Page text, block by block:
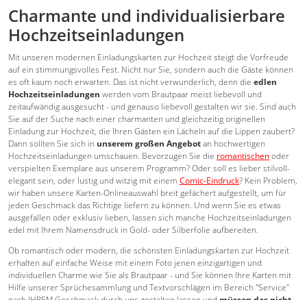
Charmante und individualisierbare
Hochzeitseinladungen
Mit unseren modernen Einladungskarten zur Hochzeit steigt die Vorfreude
auf ein stimmungsvolles Fest. Nicht nur Sie, sondern auch die Gäste können
es oft kaum noch erwarten. Das ist nicht verwunderlich, denn die edlen
Hochzeitseinladungen werden vom Brautpaar meist liebevoll und
zeitaufwändig ausgesucht - und genauso liebevoll gestalten wir sie. Sind auch
Sie auf der Suche nach einer charmanten und gleichzeitig originellen
Einladung zur Hochzeit, die Ihren Gästen ein Lächeln auf die Lippen zaubert?
Dann sollten Sie sich in unserem großen Angebotan hochwertigen
Hochzeitseinladungen umschauen. Bevorzugen Sie die romantischenoder
verspielten Exemplare aus unserem Programm? Oder soll es lieber stilvoll-
elegant sein, oder lustig und witzig mit einem Comic-Eindruck? Kein Problem,
wir haben unsere Karten-Onlineauswahl breit gefächert aufgestellt, um für
jeden Geschmack das Richtige liefern zu können. Und wenn Sie es etwas
ausgefallen oder exklusiv lieben, lassen sich manche Hochzeitseinladungen
edel mit Ihrem Namensdruck in Gold- oder Silberfolie aufbereiten.
Ob romantisch oder modern, die schönsten Einladungskarten zur Hochzeit
erhalten auf einfache Weise mit einem Foto jenen einzigartigen und
individuellen Charme wie Sie als Brautpaar - und Sie können Ihre Karten mit
Hilfe unserer Sprüchesammlung und Textvorschlägen im Bereich "Service"